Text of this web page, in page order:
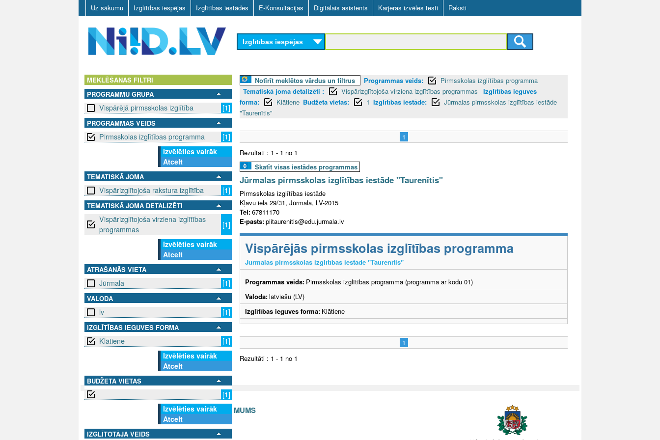
Skip
to
main
content
Uz sākumu Izglītības iespējas Izglītības iestādes E-Konsultācijas Digitālais asistents Karjeras izvēles testi Raksti
D
V
Izglītības iespējas
MEKLĒŠANAS FILTRI
PROGRAMMU GRUPA
Vispārējā pirmsskolas izglītība [1]
PROGRAMMAS VEIDS
Pirmsskolas izglītības programma
[1]
Izvēlēties vairāk
Atcelt
TEMATISKĀ JOMA
Vispārizglītojoša rakstura izglītība [1]
TEMATISKĀ JOMA DETALIZĒTI
Vispārizglītojoša virziena izglītības
programmas
[1]
Izvēlēties vairāk
Atcelt
ATRAŠANĀS VIETA
Jūrmala [1]
VALODA
lv [1]
IZGLĪTĪBAS IEGUVES FORMA
Klātiene
[1]
Izvēlēties vairāk
Atcelt
BUDŽETA VIETAS
[1]
Izvēlēties vairāk
Atcelt
IZGLĪTOTĀJA VEIDS
Notīrīt meklētos vārdus un filtrus Programmas veids:
Pirmsskolas izglītības programma
Tematiskā joma detalizēti :
Vispārizglītojoša virziena izglītības programmas
Izglītības ieguves
forma:
Klātiene Budžeta vietas: 1 Izglītības iestāde:
Jūrmalas pirmsskolas izglītības iestāde
"Taurenītis"
1
Rezultāti : 1 - 1 no 1
Skatīt visas iestādes programmas
Jūrmalas pirmsskolas izglītības iestāde "Taurenītis"
Pirmsskolas izglītības iestāde
Kļavu iela 29/31, Jūrmala, LV-2015
Tel:67811170
E-pasts:piitaurenitis@edu.jurmala.lv
Vispārējās pirmsskolas izglītības programma
Jūrmalas pirmsskolas izglītības iestāde "Taurenītis"
Programmas veids: Pirmsskolas izglītības programma (programma ar kodu 01)
Valoda:latviešu (LV)
Izglītības ieguves forma: Klātiene
1
Rezultāti : 1 - 1 no 1
SAZINIES AR MUMS
info@niid.lv